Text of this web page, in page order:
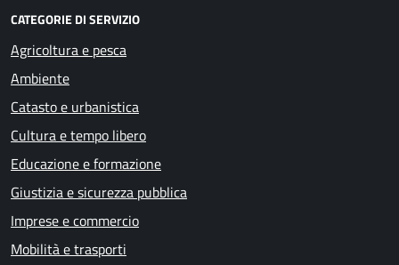
CATEGORIE DI SERVIZIO
Agricoltura e pesca
Ambiente
Catasto e urbanistica
Cultura e tempo libero
Educazione e formazione
Giustizia e sicurezza pubblica
Imprese e commercio
Mobilità e trasporti